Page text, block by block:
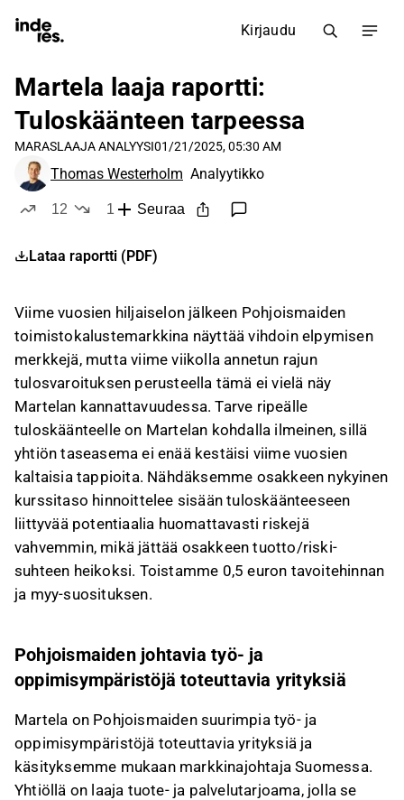
Kirjaudu
Martela laaja raportti:
Tuloskäänteen tarpeessa
MARASLAAJA ANALYYSI01/21/2025, 05:30 AM
Thomas Westerholm Analyytikko
12
1
Seuraa
Lataa raportti (PDF)
Viime vuosien hiljaiselon jälkeen Pohjoismaiden
toimistokalustemarkkina näyttää vihdoin elpymisen
merkkejä, mutta viime viikolla annetun rajun
tulosvaroituksen perusteella tämä ei vielä näy
Martelan kannattavuudessa. Tarve ripeälle
tuloskäänteelle on Martelan kohdalla ilmeinen, sillä
yhtiön taseasema ei enää kestäisi viime vuosien
kaltaisia tappioita. Nähdäksemme osakkeen nykyinen
kurssitaso hinnoittelee sisään tuloskäänteeseen
liittyvää potentiaalia huomattavasti riskejä
vahvemmin, mikä jättää osakkeen tuotto/riski-
suhteen heikoksi. Toistamme 0,5 euron tavoitehinnan
ja myy-suosituksen.
Pohjoismaiden johtavia työ- ja
oppimisympäristöjä toteuttavia yrityksiä
Martela on Pohjoismaiden suurimpia työ- ja
oppimisympäristöjä toteuttavia yrityksiä ja
käsityksemme mukaan markkinajohtaja Suomessa.
Yhtiöllä on laaja tuote- ja palvelutarjoama, jolla se